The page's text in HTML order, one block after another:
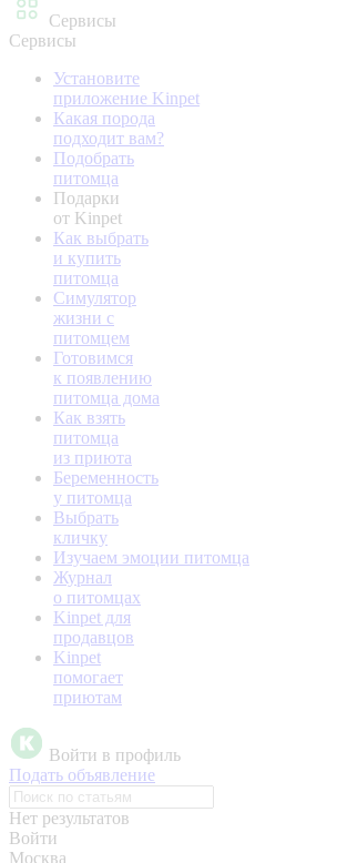
Сервисы
Сервисы
Установите
приложение Kinpet
Какая порода
подходит вам?
Подобрать
питомца
Подарки
от Kinpet
Как выбрать
и купить
питомца
Симулятор
жизни с
питомцем
Готовимся
к появлению
питомца дома
Как взять
питомца
из приюта
Беременность
у питомца
Выбрать
кличку
Изучаем эмоции питомца
Журнал
о питомцах
Kinpet для
продавцов
Kinpet
помогает
приютам
Войти в профиль
Подать объявление
Нет результатов
Войти
Москва